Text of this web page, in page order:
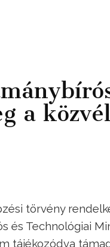
a
törvény
és Technológiai
tájékozódva